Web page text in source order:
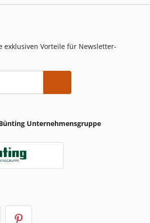
exklusiven Vorteile für Newsletter-
Unternehmensgruppe